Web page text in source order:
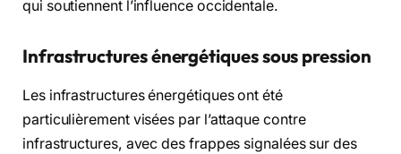
qui soutiennent l’influence occidentale.
Infrastructures énergétiques sous pression
Les infrastructures énergétiques ont été
particulièrement visées par l’attaque contre
infrastructures, avec des frappes signalées sur des